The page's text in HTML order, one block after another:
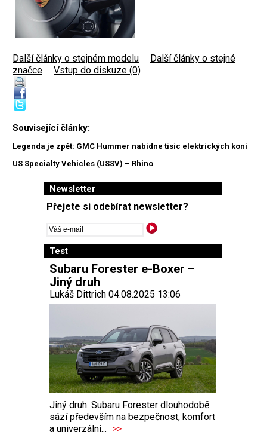
Další články o stejném modelu
Další články o stejné
značce
Vstup do diskuze (0)
Související články:
Legenda je zpět: GMC Hummer nabídne tisíc elektrických koní
US Specialty Vehicles (USSV) – Rhino
Newsletter
Přejete si odebírat newsletter?
Test
Subaru Forester e-Boxer –
Jiný druh
Lukáš Dittrich 04.08.2025 13:06
Jiný druh. Subaru Forester dlouhodobě
sází především na bezpečnost, komfort
a univerzální... >>